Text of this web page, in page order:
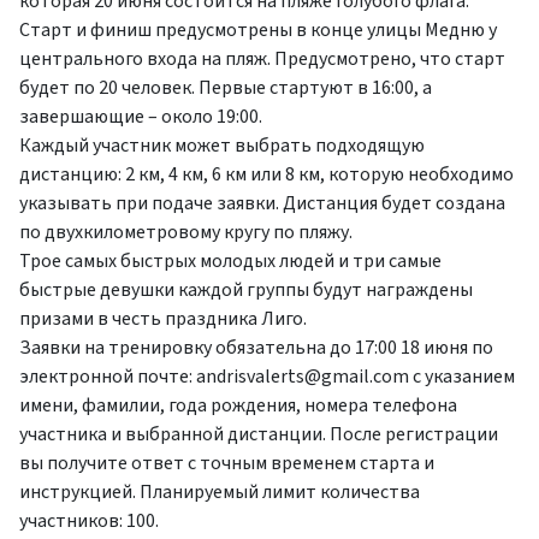
Старт и финиш предусмотрены в конце улицы Медню у
центрального входа на пляж. Предусмотрено, что старт
будет по 20 человек. Первые стартуют в 16:00, а
завершающие – около 19:00.
Каждый участник может выбрать подходящую
дистанцию: 2 км, 4 км, 6 км или 8 км, которую необходимо
указывать при подаче заявки. Дистанция будет создана
по двухкилометровому кругу по пляжу.
Трое самых быстрых молодых людей и три самые
быстрые девушки каждой группы будут награждены
призами в честь праздника Лиго.
Заявки на тренировку обязательна до 17:00 18 июня по
электронной почте:andrisvalerts@gmail.comс указанием
имени, фамилии, года рождения, номера телефона
участника и выбранной дистанции. После регистрации
вы получите ответ с точным временем старта и
инструкцией. Планируемый лимит количества
участников: 100.